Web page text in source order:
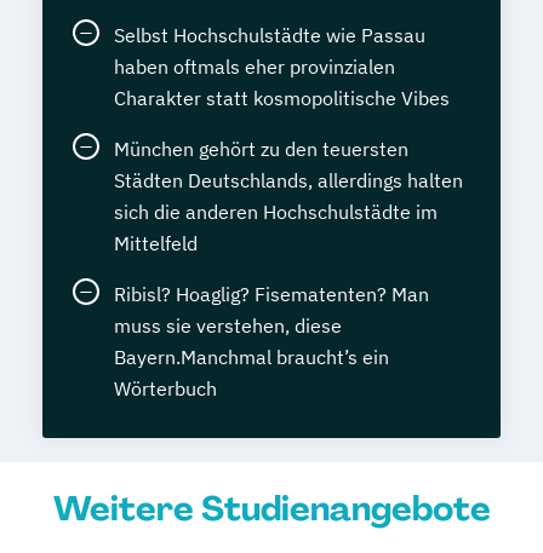
Selbst Hochschulstädte wie Passau
haben oftmals eher provinzialen
Charakter statt kosmopolitische Vibes
München gehört zu den teuersten
Städten Deutschlands, allerdings halten
sich die anderen Hochschulstädte im
Mittelfeld
Ribisl? Hoaglig? Fisematenten? Man
muss sie verstehen, diese
Bayern.Manchmal braucht’s ein
Wörterbuch
Weitere Studienangebote